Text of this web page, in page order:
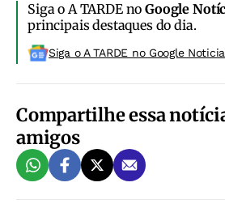
Siga o A TARDE noGoogle
principais destaques do dia.
Siga o A TARDE no Google
Compartilhe essa
amigos